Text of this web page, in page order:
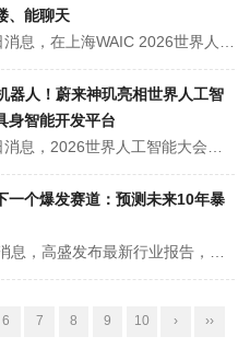
、能聊天
器人！蔚来神玑亮相世界人工智
身智能开发平台
一个爆发赛道：预测未来10年暴
6 7 8 9 10 › ››